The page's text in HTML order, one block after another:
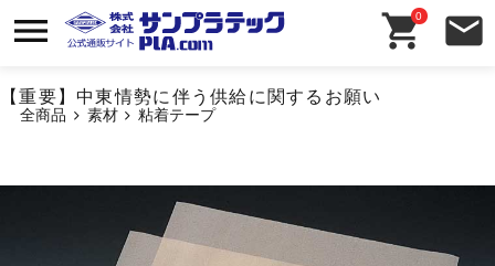
【重要】中東情勢に伴う供給に関するお願い
0
全商品 素材 粘着テープ